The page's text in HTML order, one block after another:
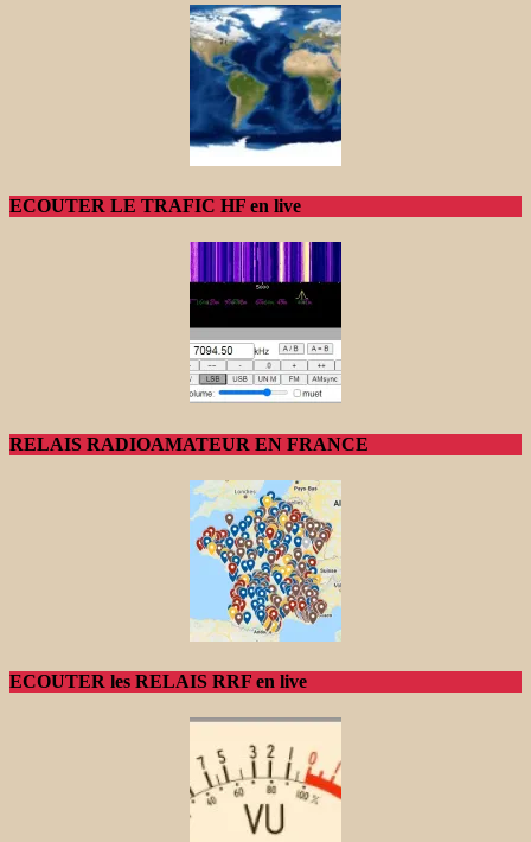
ECOUTER LE TRAFIC HF en live
RELAIS RADIOAMATEUR EN FRANCE
ECOUTER les RELAIS RRF en live